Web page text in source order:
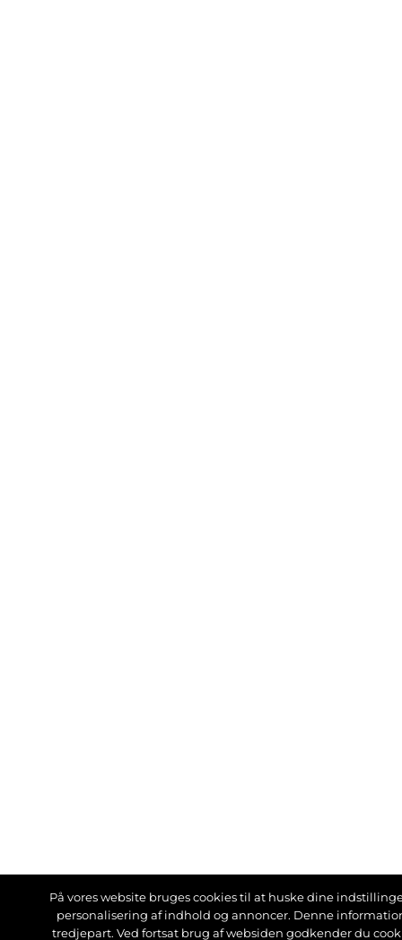
På vores website bruges cookies til at huske dine
personalisering af indhold og annoncer. Denne
tredjepart. Ved fortsat brug af websiden godkender du